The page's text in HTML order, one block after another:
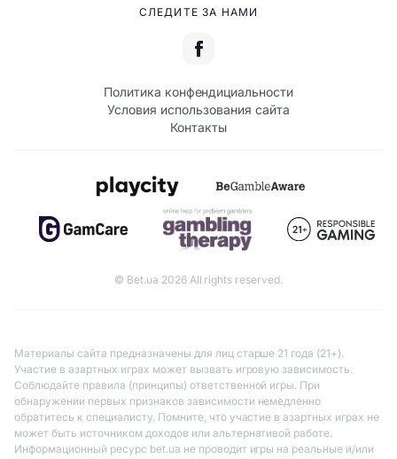
СЛЕДИТЕ ЗА НАМИ
Политика конфендициальности
Условия использования сайта
Контакты
© Bet.ua 2026 All rights reserved.
Материалы сайта предназначены для лиц старше 21 года (21+).
Участие в азартных играх может вызвать игровую зависимость.
Соблюдайте правила (принципы) ответственной игры. При
обнаружении первых признаков зависимости немедленно
обратитесь к специалисту. Помните, что участие в азартных играх не
может быть источником доходов или альтернативой работе.
Информационный ресурс bet.ua не проводит игры на реальные и/или